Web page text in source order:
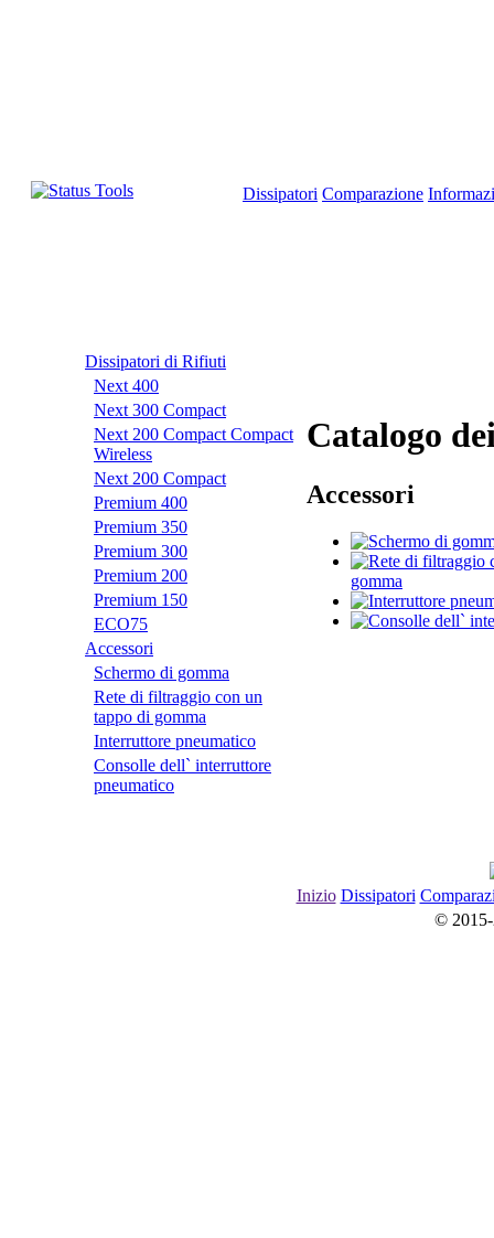
Dissipatori Сomparazione
Dissipatori di Rifiuti
Next 400
Next 300 Compact
Next 200 Compact Compact
Wireless
Next 200 Compact
Premium 400
Premium 350
Premium 300
Premium 200
Premium 150
ECO75
Accessori
Schermo di gomma
Rete di filtraggio con un
tappo di gomma
Interruttore pneumatico
Consolle dell` interruttore
pneumatico
Catalogo
Accessori
gomma
Inizio Dissipatori
© 2015-